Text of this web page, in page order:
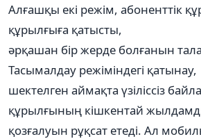
Алғашқы екі режім, абоненттік
құрылғыға қатысты,
әрқашан бір жерде болғанын
Тасымалдау режіміндегі қатынау,
шектелген аймақта үзіліссіз
құрылғының кішкентай
қозғалуын рұқсат етеді. Ал